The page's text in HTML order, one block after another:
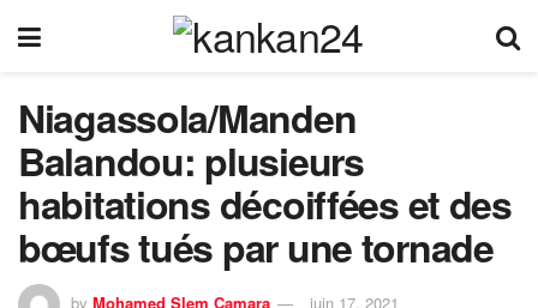
Niagassola/Manden
Balandou: plusieurs
habitations décoiffées et des
bœufs tués par une tornade
by Mohamed Slem Camara
juin 17, 2021